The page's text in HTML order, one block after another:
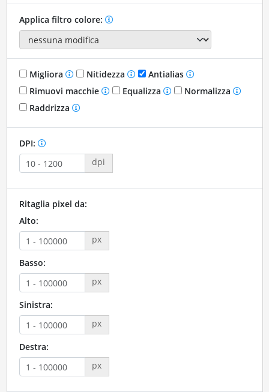
Applica filtro colore:
Migliora Nitidezza
Antialias
Rimuovi macchie
Equalizza
Normalizza
Raddrizza
DPI:
dpi
Ritaglia pixel da:
Alto:
px
Basso:
px
Sinistra:
px
Destra:
px